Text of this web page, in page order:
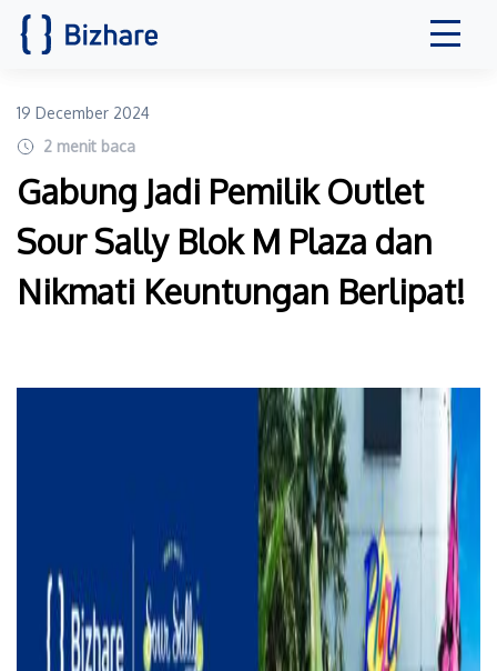
19 December 2024
2 menit baca
Gabung Jadi Pemilik Outlet
Sour Sally Blok M Plaza dan
Nikmati Keuntungan Berlipat!